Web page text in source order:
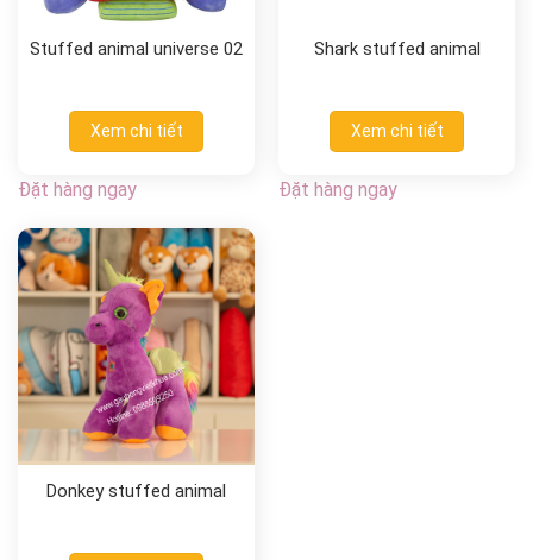
Stuffed animal universe 02
Xem chi tiết
Đặt hàng ngay
Shark stuffed animal
Xem chi tiết
Đặt hàng ngay
Donkey stuffed animal